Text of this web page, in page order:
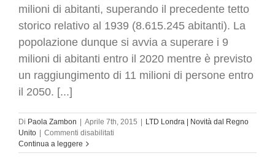
milioni di abitanti, superando il precedente tetto
storico relativo al 1939 (8.615.245 abitanti). La
popolazione dunque si avvia a superare i 9
milioni di abitanti entro il 2020 mentre è previsto
un raggiungimento di 11 milioni di persone entro
il 2050. [...]
Di Paola Zambon Aprile 7th, 2015
LTD Londra | Novità dal Regno
Unito
Commenti disabilitati
meta
Continua a leggere